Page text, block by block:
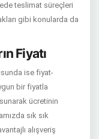
teslimat süreçleri
gibi konularda da
Fiyatı
ise fiyat-
bir fiyatla
ücretinin
sık sık
alışveriş